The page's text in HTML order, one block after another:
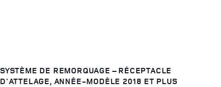
SYSTÈME DE REMORQUAGE – RÉCEPTACLE
D'ATTELAGE, ANNÉE-MODÈLE 2018 ET PLUS